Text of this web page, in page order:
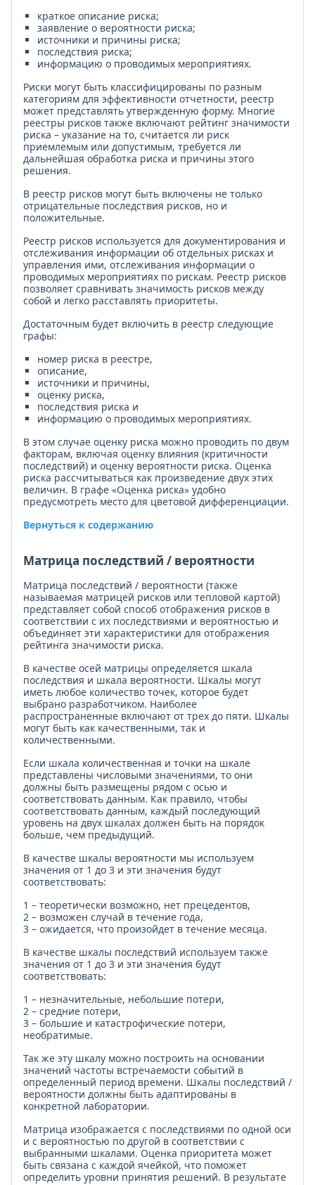
краткое описание риска;
заявление о вероятности риска;
источники и причины риска;
последствия риска;
информацию о проводимых мероприятиях.
Риски могут быть классифицированы по разным
категориям для эффективности отчетности, реестр
может представлять утвержденную форму. Многие
реестры рисков также включают рейтинг значимости
риска – указание на то, считается ли риск
приемлемым или допустимым, требуется ли
дальнейшая обработка риска и причины этого
решения.
В реестр рисков могут быть включены не только
отрицательные последствия рисков, но и
положительные.
Реестр рисков используется для документирования и
отслеживания информации об отдельных рисках и
управления ими, отслеживания информации о
проводимых мероприятиях по рискам. Реестр рисков
позволяет сравнивать значимость рисков между
собой и легко расставлять приоритеты.
Достаточным будет включить в реестр следующие
графы:
номер риска в реестре,
описание,
источники и причины,
оценку риска,
последствия риска и
информацию о проводимых мероприятиях.
В этом случае оценку риска можно проводить по двум
факторам, включая оценку влияния (критичности
последствий) и оценку вероятности риска. Оценка
риска рассчитываться как произведение двух этих
величин. В графе «Оценка риска» удобно
предусмотреть место для цветовой дифференциации.
Вернуться к содержанию
Матрица последствий / вероятности
Матрица последствий / вероятности (также
называемая матрицей рисков или тепловой картой)
представляет собой способ отображения рисков в
соответствии с их последствиями и вероятностью и
объединяет эти характеристики для отображения
рейтинга значимости риска.
В качестве осей матрицы определяется шкала
последствия и шкала вероятности. Шкалы могут
иметь любое количество точек, которое будет
выбрано разработчиком. Наиболее
распространенные включают от трех до пяти. Шкалы
могут быть как качественными, так и
количественными.
Если шкала количественная и точки на шкале
представлены числовыми значениями, то они
должны быть размещены рядом с осью и
соответствовать данным. Как правило, чтобы
соответствовать данным, каждый последующий
уровень на двух шкалах должен быть на порядок
больше, чем предыдущий.
В качестве шкалы вероятности мы используем
значения от 1 до 3 и эти значения будут
соответствовать:
1 – теоретически возможно, нет прецедентов,
2 – возможен случай в течение года,
3 – ожидается, что произойдет в течение месяца.
В качестве шкалы последствий используем также
значения от 1 до 3 и эти значения будут
соответствовать:
1 – незначительные, небольшие потери,
2 – средние потери,
3 – большие и катастрофические потери,
необратимые.
Так же эту шкалу можно построить на основании
значений частоты встречаемости событий в
определенный период времени. Шкалы последствий /
вероятности должны быть адаптированы в
конкретной лаборатории.
Матрица изображается с последствиями по одной оси
и с вероятностью по другой в соответствии с
выбранными шкалами. Оценка приоритета может
быть связана с каждой ячейкой, что поможет
определить уровни принятия решений. В результате